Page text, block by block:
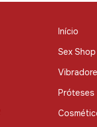
Início
Sex Shop
Próteses